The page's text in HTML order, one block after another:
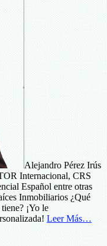
Alejandro Pérez Irús
Internacional, CRS
Español entre otras
Inmobiliarios ¿Qué
¡Yo le
Leer Más…